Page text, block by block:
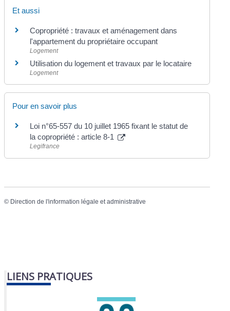
Et aussi
Copropriété : travaux et aménagement dans
l'appartement du propriétaire occupant
Logement
Utilisation du logement et travaux par le locataire
Logement
Pour en savoir plus
Loi n°65-557 du 10 juillet 1965 fixant le statut de
la copropriété : article 8-1
Legifrance
© Direction de l'information légale et administrative
LIENS PRATIQUES